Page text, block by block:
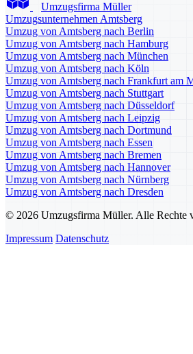
Umzugsfirma Müller
Umzugsunternehmen Amtsberg
Umzug von Amtsberg nach Berlin
Umzug von Amtsberg nach Hamburg
Umzug von Amtsberg nach München
Umzug von Amtsberg nach Köln
Umzug von Amtsberg nach Frankfurt am
Umzug von Amtsberg nach Stuttgart
Umzug von Amtsberg nach Düsseldorf
Umzug von Amtsberg nach Leipzig
Umzug von Amtsberg nach Dortmund
Umzug von Amtsberg nach Essen
Umzug von Amtsberg nach Bremen
Umzug von Amtsberg nach Hannover
Umzug von Amtsberg nach Nürnberg
Umzug von Amtsberg nach Dresden
© 2026 Umzugsfirma Müller. Alle Rechte
Impressum Datenschutz